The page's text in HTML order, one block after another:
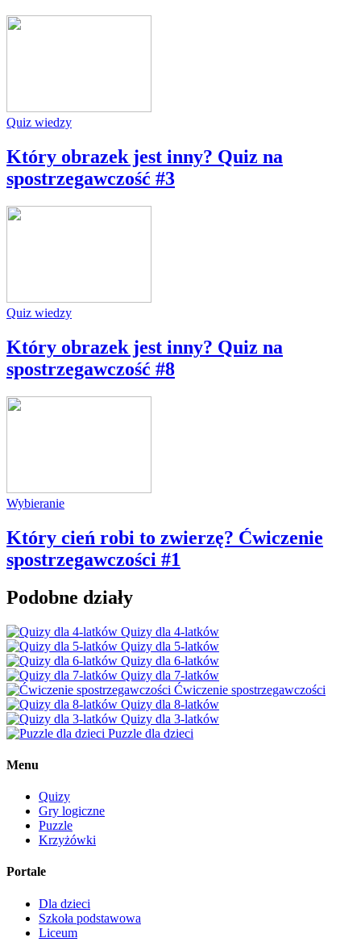
Quiz wiedzy
Który obrazek jest inny? Quiz na
spostrzegawczość #3
Quiz wiedzy
Który obrazek jest inny? Quiz na
spostrzegawczość #8
Wybieranie
Który cień robi to zwierzę? Ćwiczenie
spostrzegawczości #1
Podobne działy
Quizy dla 4-latków
Quizy dla 5-latków
Quizy dla 6-latków
Quizy dla 7-latków
Ćwiczenie spostrzegawczości
Quizy dla 8-latków
Quizy dla 3-latków
Puzzle dla dzieci
Menu
Quizy
Gry logiczne
Puzzle
Krzyżówki
Portale
Dla dzieci
Szkoła podstawowa
Liceum